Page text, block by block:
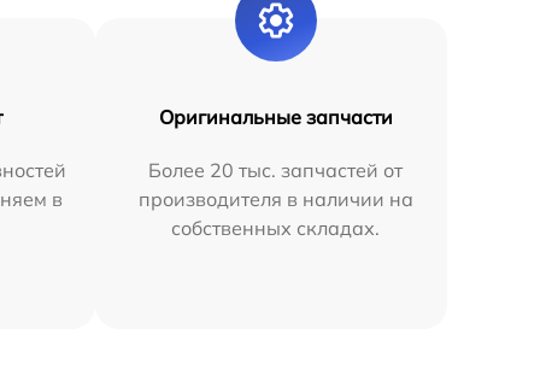
в
Оригинальные запчасти
Более 20 тыс. запчастей от
производителя в наличии на
собственных складах.